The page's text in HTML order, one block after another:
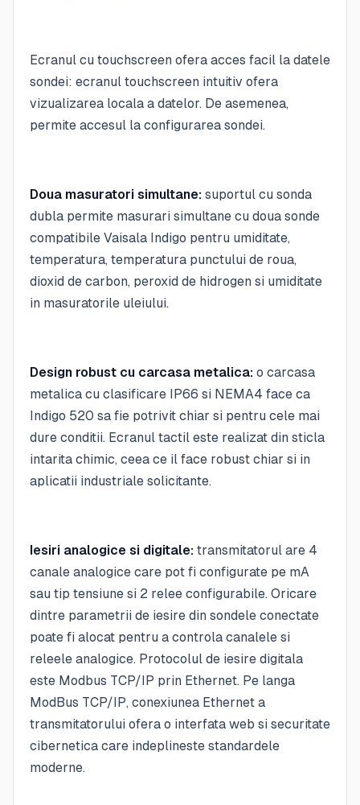
Ecranul cu touchscreen ofera acces facil la datele
sondei: ecranul touchscreen intuitiv ofera
vizualizarea locala a datelor. De asemenea,
permite accesul la configurarea sondei.
Doua masuratori simultane: suportul cu sonda
dubla permite masurari simultane cu doua sonde
compatibile Vaisala Indigo pentru umiditate,
temperatura, temperatura punctului de roua,
dioxid de carbon, peroxid de hidrogen si umiditate
in masuratorile uleiului.
Design robust cu carcasa metalica: o carcasa
metalica cu clasificare IP66 si NEMA4 face ca
Indigo 520 sa fie potrivit chiar si pentru cele mai
dure conditii. Ecranul tactil este realizat din sticla
intarita chimic, ceea ce il face robust chiar si in
aplicatii industriale solicitante.
Iesiri analogice si digitale: transmitatorul are 4
canale analogice care pot fi configurate pe mA
sau tip tensiune si 2 relee configurabile. Oricare
dintre parametrii de iesire din sondele conectate
poate fi alocat pentru a controla canalele si
releele analogice. Protocolul de iesire digitala
este Modbus TCP/IP prin Ethernet. Pe langa
ModBus TCP/IP, conexiunea Ethernet a
transmitatorului ofera o interfata web si securitate
cibernetica care indeplineste standardele
moderne.